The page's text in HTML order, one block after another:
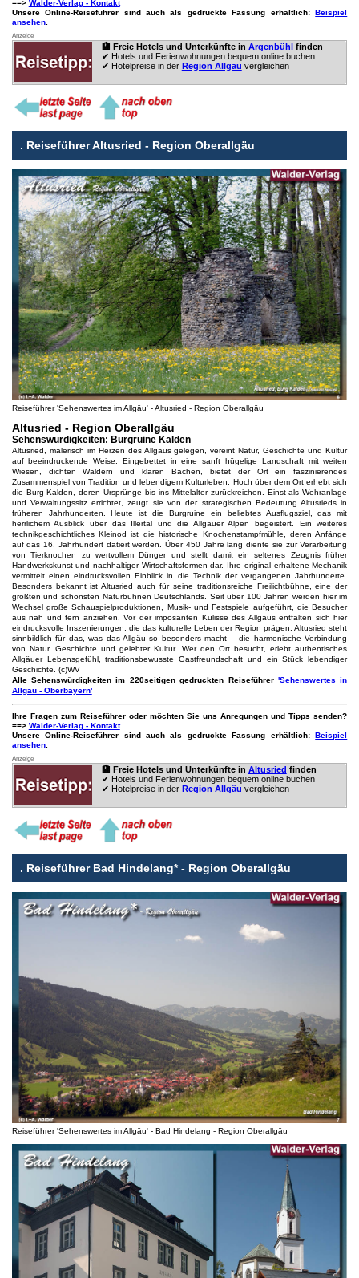
==> Walder-Verlag - Kontakt
Unsere Online-Reiseführer sind auch als gedruckte Fassung erhältlich:Beispiel
ansehen.
Anzeige
🏨 Freie Hotels und Unterkünfte in Argenbühl finden
✔ Hotels und Ferienwohnungen bequem online buchen
✔ Hotelpreise in der Region Allgäu vergleichen
. Reiseführer Altusried - Region Oberallgäu
Reiseführer 'Sehenswertes im Allgäu' - Altusried - Region Oberallgäu
Altusried - Region Oberallgäu
Sehenswürdigkeiten: Burgruine Kalden
Altusried, malerisch im Herzen des Allgäus gelegen, vereint Natur, Geschichte und Kultur
auf beeindruckende Weise. Eingebettet in eine sanft hügelige Landschaft mit weiten
Wiesen, dichten Wäldern und klaren Bächen, bietet der Ort ein faszinierendes
Zusammenspiel von Tradition und lebendigem Kulturleben. Hoch über dem Ort erhebt sich
die Burg Kalden, deren Ursprünge bis ins Mittelalter zurückreichen. Einst als Wehranlage
und Verwaltungssitz errichtet, zeugt sie von der strategischen Bedeutung Altusrieds in
früheren Jahrhunderten. Heute ist die Burgruine ein beliebtes Ausflugsziel, das mit
herrlichem Ausblick über das Illertal und die Allgäuer Alpen begeistert. Ein weiteres
technikgeschichtliches Kleinod ist die historische Knochenstampfmühle, deren Anfänge
auf das 16. Jahrhundert datiert werden. Über 450 Jahre lang diente sie zur Verarbeitung
von Tierknochen zu wertvollem Dünger und stellt damit ein seltenes Zeugnis früher
Handwerkskunst und nachhaltiger Wirtschaftsformen dar. Ihre original erhaltene Mechanik
vermittelt einen eindrucksvollen Einblick in die Technik der vergangenen Jahrhunderte.
Besonders bekannt ist Altusried auch für seine traditionsreiche Freilichtbühne, eine der
größten und schönsten Naturbühnen Deutschlands. Seit über 100 Jahren werden hier im
Wechsel große Schauspielproduktionen, Musik- und Festspiele aufgeführt, die Besucher
aus nah und fern anziehen. Vor der imposanten Kulisse des Allgäus entfalten sich hier
eindrucksvolle Inszenierungen, die das kulturelle Leben der Region prägen. Altusried steht
sinnbildlich für das, was das Allgäu so besonders macht – die harmonische Verbindung
von Natur, Geschichte und gelebter Kultur. Wer den Ort besucht, erlebt authentisches
Allgäuer Lebensgefühl, traditionsbewusste Gastfreundschaft und ein Stück lebendiger
Geschichte. (c)WV
Alle Sehenswürdigkeiten im 220seitigen gedruckten Reiseführer 'Sehenswertes in
Allgäu - Oberbayern'
Ihre Fragen zum Reiseführer oder möchten Sie uns Anregungen und Tipps senden?
==> Walder-Verlag - Kontakt
Unsere Online-Reiseführer sind auch als gedruckte Fassung erhältlich:Beispiel
ansehen.
Anzeige
🏨 Freie Hotels und Unterkünfte in Altusried finden
✔ Hotels und Ferienwohnungen bequem online buchen
✔ Hotelpreise in der Region Allgäu vergleichen
. Reiseführer Bad Hindelang* - Region Oberallgäu
Reiseführer 'Sehenswertes im Allgäu' - Bad Hindelang - Region Oberallgäu